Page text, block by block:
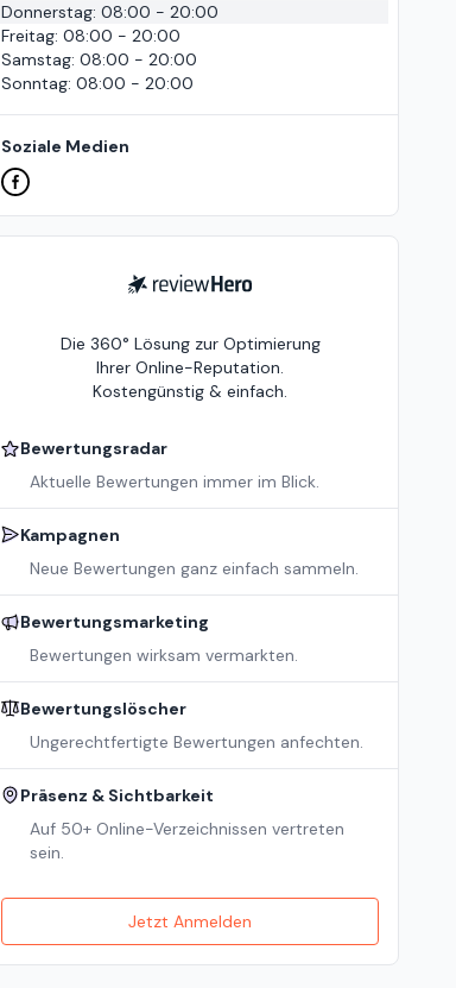
Donnerstag: 08:00 - 20:00
Freitag: 08:00 - 20:00
Samstag: 08:00 - 20:00
Sonntag: 08:00 - 20:00
Soziale Medien
ReviewHero
Die 360° Lösung zur Optimierung
Ihrer Online-Reputation.
Kostengünstig & einfach.
Bewertungsradar
Aktuelle Bewertungen immer im Blick.
Kampagnen
Neue Bewertungen ganz einfach sammeln.
Bewertungsmarketing
Bewertungen wirksam vermarkten.
Bewertungslöscher
Ungerechtfertigte Bewertungen anfechten.
Präsenz & Sichtbarkeit
Auf 50+ Online-Verzeichnissen vertreten
sein.
Jetzt Anmelden